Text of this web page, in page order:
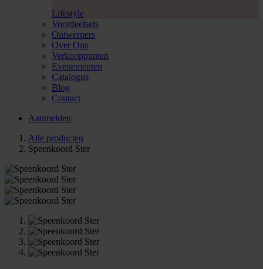
Lifestyle
Voordeelsets
Ontwerpers
Over Ons
Verkooppunten
Evenementen
Catalogus
Blog
Contact
Aanmelden
Alle producten
Speenkoord Ster